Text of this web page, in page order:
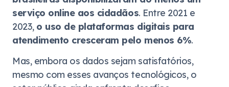
serviço online aos cidadãos. Entre 2021 e
2023, o uso de plataformas digitais para
atendimento cresceram pelo menos 6%.
Mas, embora os dados sejam satisfatórios,
mesmo com esses avanços tecnológicos, o